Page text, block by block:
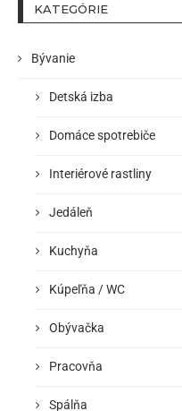
KATEGÓRIE
Bývanie
Detská izba
Domáce spotrebiče
Interiérové rastliny
Jedáleň
Kuchyňa
Kúpeľňa / WC
Obývačka
Pracovňa
Spálňa